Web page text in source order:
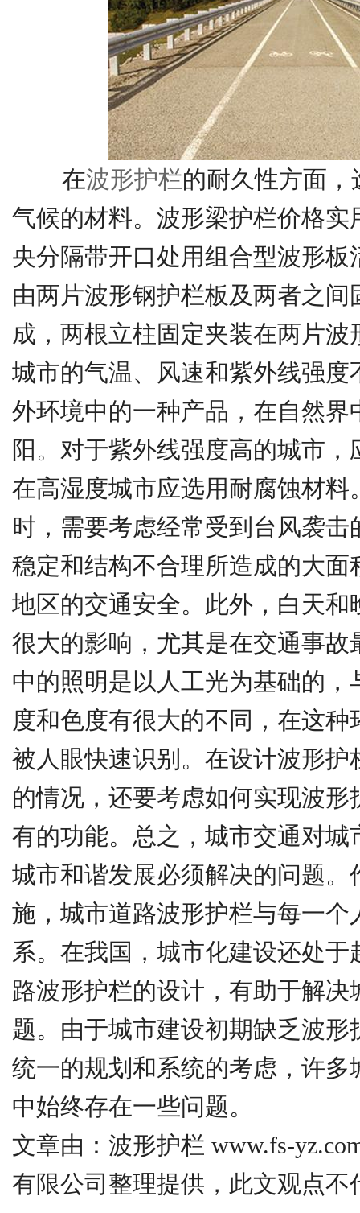
在波形护栏的耐久性方面
气候的材料。波形梁护栏价格
央分隔带开口处用组合型波形
由两片波形钢护栏板及两者之
成，两根立柱固定夹装在两片
城市的气温、风速和紫外线强
外环境中的一种产品，在自然界
阳。对于紫外线强度高的城市
在高湿度城市应选用耐腐蚀材料
时，需要考虑经常受到台风袭
稳定和结构不合理所造成的大
地区的交通安全。此外，白天
很大的影响，尤其是在交通事
中的照明是以人工光为基础的
度和色度有很大的不同，在这
被人眼快速识别。在设计波形
的情况，还要考虑如何实现波
有的功能。总之，城市交通对
城市和谐发展必须解决的问题
施，城市道路波形护栏与每一
系。在我国，城市化建设还处
路波形护栏的设计，有助于解
题。由于城市建设初期缺乏波
统一的规划和系统的考虑，许
中始终存在一些问题。
文章由：波形护栏 www.fs-
有限公司整理提供，此文观点不